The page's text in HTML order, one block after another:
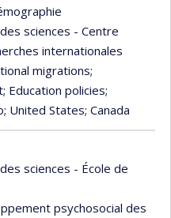
sciences - Centre
internationales
migrations;
; Education policies;
; United States; Canada
sciences - École de
psychosocial des